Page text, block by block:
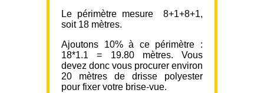
Le périmètre mesure 8+1+8+1,
soit 18 mètres.
Ajoutons 10% à ce périmètre :
18*1.1 = 19.80 mètres. Vous
devez donc vous procurer environ
20 mètres de drisse polyester
pour fixer votre brise-vue.